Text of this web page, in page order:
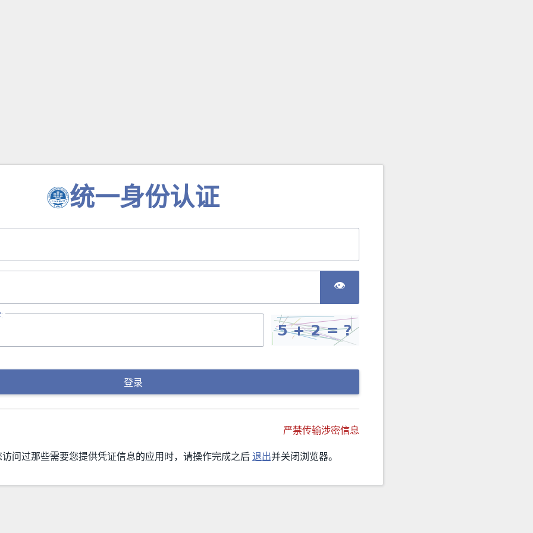
统一身份认证
👁
登录
严禁传输涉密信息
问过那些需要您提供凭证信息的应用时，请操作完成之后 退出并关闭浏览器。